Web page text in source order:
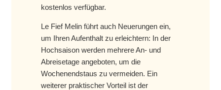
kostenlos verfügbar.
Le Fief Melin führt auch Neuerungen ein,
um Ihren Aufenthalt zu erleichtern: In der
Hochsaison werden mehrere An- und
Abreisetage angeboten, um die
Wochenendstaus zu vermeiden. Ein
weiterer praktischer Vorteil ist der